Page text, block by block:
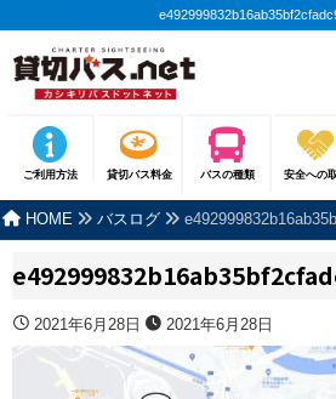
ご利用方法 貸切バス料金 バスの種類 安全への
HOME バスログ
2021年6月28日 2021年6月28日